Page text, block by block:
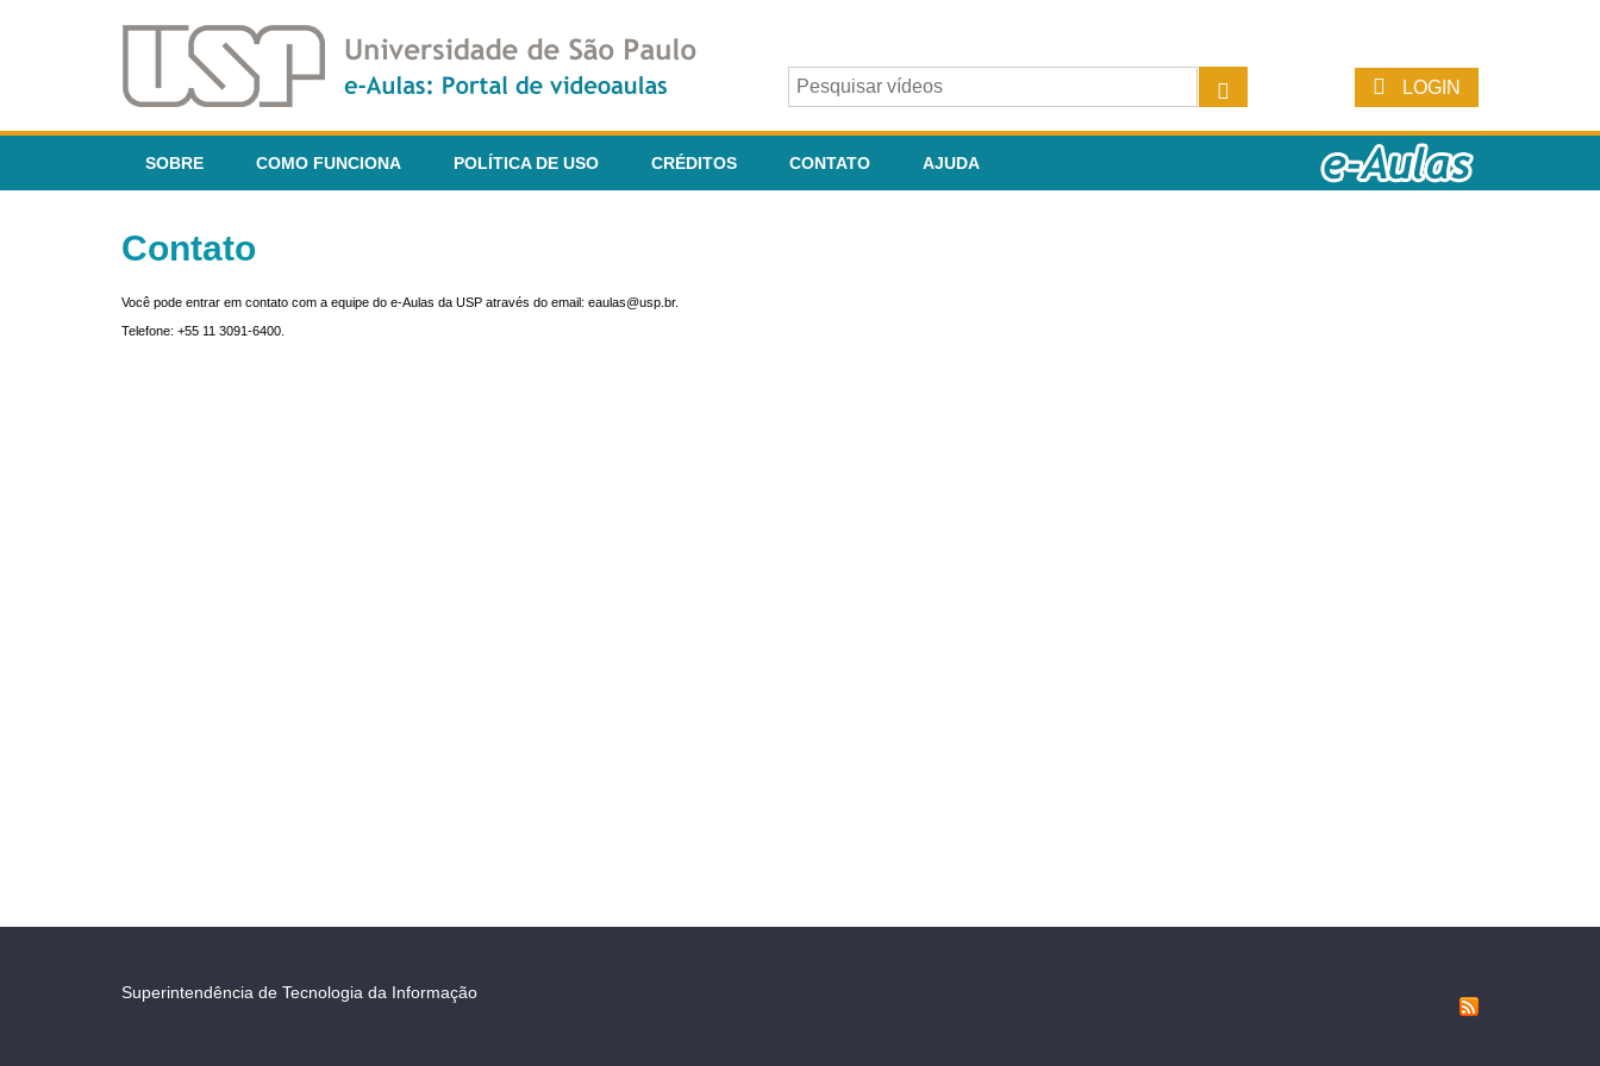
LOGIN
SOBRE COMO FUNCIONA POLÍTICA DE USO CRÉDITOS CONTATO AJUDA
Contato
Você pode entrar em contato com a equipe do e-Aulas da USP através do email: eaulas@usp.br.
Telefone: +55 11 3091-6400.
Superintendência de Tecnologia da Informação